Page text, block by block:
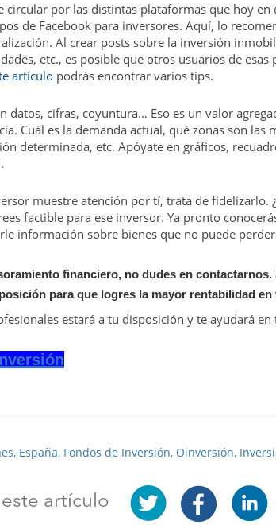
circular por las distintas plataformas que hoy
de Facebook para inversores. Aquí, lo
Al crear posts sobre la inversión
etc., es posible que otros usuarios de
artículo podrás encontrar varios tips.
datos, cifras, coyuntura… Eso es un valor
Cuál es la demanda actual, qué zonas son las
determinada, etc. Apóyate en gráficos,
muestre atención por tí, trata de fidelizarlo.
factible para ese inversor. Ya pronto
información sobre bienes que no puede
financiero, no dudes en
para que logres la mayor rentabilidad
estará a tu disposición y te ayudará en
, España, Fondos de Inversión, Oinversión,
artículo